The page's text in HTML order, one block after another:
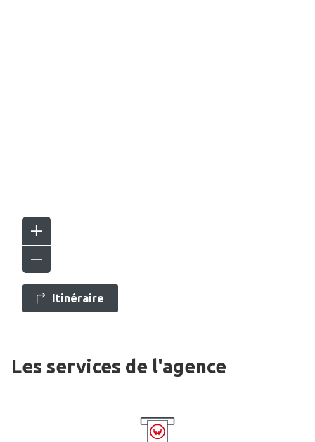
Itinéraire
Les services de l'agence